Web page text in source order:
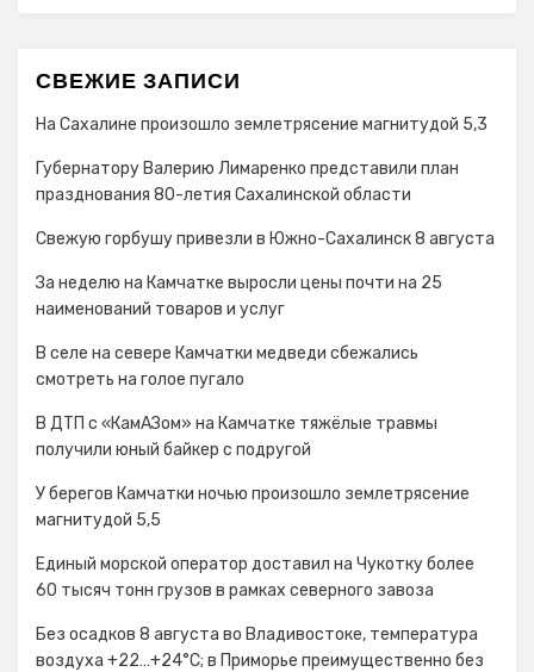
СВЕЖИЕ ЗАПИСИ
На Сахалине произошло землетрясение магнитудой 5,3
Губернатору Валерию Лимаренко представили план
празднования 80-летия Сахалинской области
Свежую горбушу привезли в Южно-Сахалинск 8 августа
За неделю на Камчатке выросли цены почти на 25
наименований товаров и услуг
В селе на севере Камчатки медведи сбежались
смотреть на голое пугало
В ДТП с «КамАЗом» на Камчатке тяжёлые травмы
получили юный байкер с подругой
У берегов Камчатки ночью произошло землетрясение
магнитудой 5,5
Единый морской оператор доставил на Чукотку более
60 тысяч тонн грузов в рамках северного завоза
Без осадков 8 августа во Владивостоке, температура
воздуха +22…+24°С; в Приморье преимущественно без